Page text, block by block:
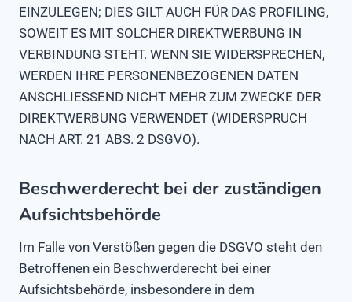
EINZULEGEN; DIES GILT AUCH FÜR DAS PROFILING,
SOWEIT ES MIT SOLCHER DIREKTWERBUNG IN
VERBINDUNG STEHT. WENN SIE WIDERSPRECHEN,
WERDEN IHRE PERSONENBEZOGENEN DATEN
ANSCHLIESSEND NICHT MEHR ZUM ZWECKE DER
DIREKTWERBUNG VERWENDET (WIDERSPRUCH
NACH ART. 21 ABS. 2 DSGVO).
Beschwerderecht bei der zuständigen
Aufsichtsbehörde
Im Falle von Verstößen gegen die DSGVO steht den
Betroffenen ein Beschwerderecht bei einer
Aufsichtsbehörde, insbesondere in dem